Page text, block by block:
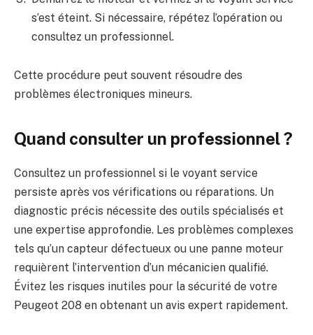
s’est éteint. Si nécessaire, répétez l’opération ou
consultez un professionnel.
Cette procédure peut souvent résoudre des
problèmes électroniques mineurs.
Quand consulter un professionnel ?
Consultez un professionnel si le voyant service
persiste après vos vérifications ou réparations. Un
diagnostic précis nécessite des outils spécialisés et
une expertise approfondie. Les problèmes complexes
tels qu’un capteur défectueux ou une panne moteur
requièrent l’intervention d’un mécanicien qualifié.
Évitez les risques inutiles pour la sécurité de votre
Peugeot 208 en obtenant un avis expert rapidement.